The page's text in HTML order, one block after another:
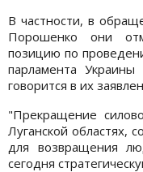
В частности, в
Порошенко они
позицию по
парламента
говорится в их
"Прекращение
Луганской областях,
для возвращения
сегодня